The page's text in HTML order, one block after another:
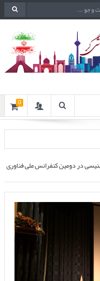
0
در دومین کنفرانس ملی فناوری